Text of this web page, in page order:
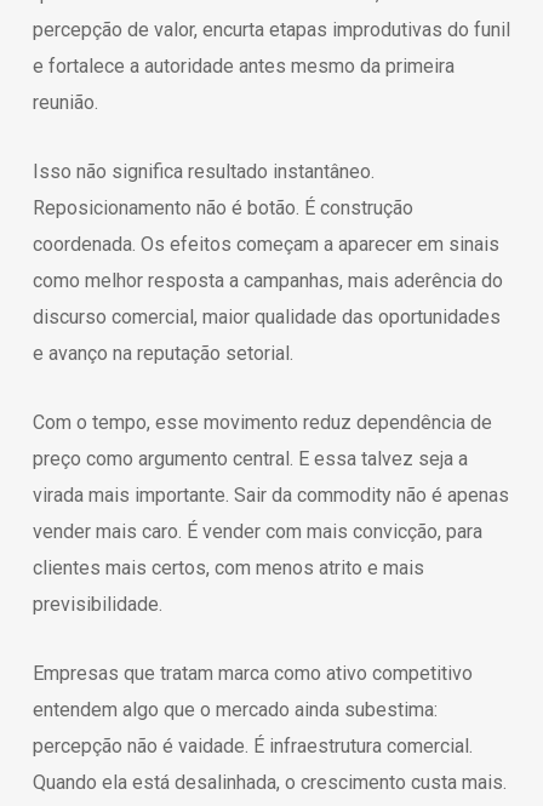
percepção de valor, encurta etapas improdutivas do funil
e fortalece a autoridade antes mesmo da primeira
reunião.
Isso não significa resultado instantâneo.
Reposicionamento não é botão. É construção
coordenada. Os efeitos começam a aparecer em sinais
como melhor resposta a campanhas, mais aderência do
discurso comercial, maior qualidade das oportunidades
e avanço na reputação setorial.
Com o tempo, esse movimento reduz dependência de
preço como argumento central. E essa talvez seja a
virada mais importante. Sair da commodity não é apenas
vender mais caro. É vender com mais convicção, para
clientes mais certos, com menos atrito e mais
previsibilidade.
Empresas que tratam marca como ativo competitivo
entendem algo que o mercado ainda subestima:
percepção não é vaidade. É infraestrutura comercial.
Quando ela está desalinhada, o crescimento custa mais.